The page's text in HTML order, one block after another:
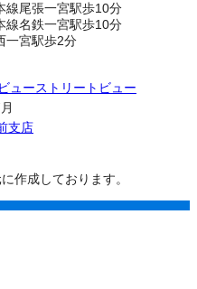
線尾張一宮駅歩10分
線名鉄一宮駅歩10分
一宮駅歩2分
ストリートビュー
支店
作成しております。